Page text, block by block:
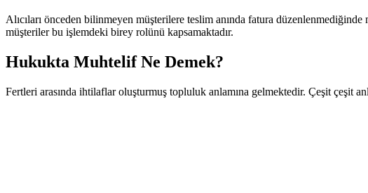
Alıcıları önceden bilinmeyen müşterilere teslim anında fatura
müşteriler bu işlemdeki birey rolünü kapsamaktadır.
Hukukta Muhtelif Ne Demek?
Fertleri arasında ihtilaflar oluşturmuş topluluk anlamına gelmektedir. Çeşit çeşit